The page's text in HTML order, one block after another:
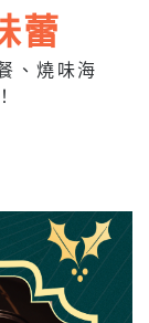
蕾
、燒味海